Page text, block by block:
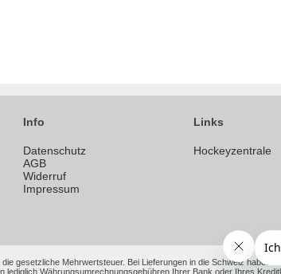
Info
Datenschutz
AGB
Widerruf
Impressum
Links
Hockeyzentrale
gesetzliche Mehrwertsteuer. Bei Lieferungen in die Schweiz haben
Währungsumrechnungsgebühren Ihrer Bank oder Ihres